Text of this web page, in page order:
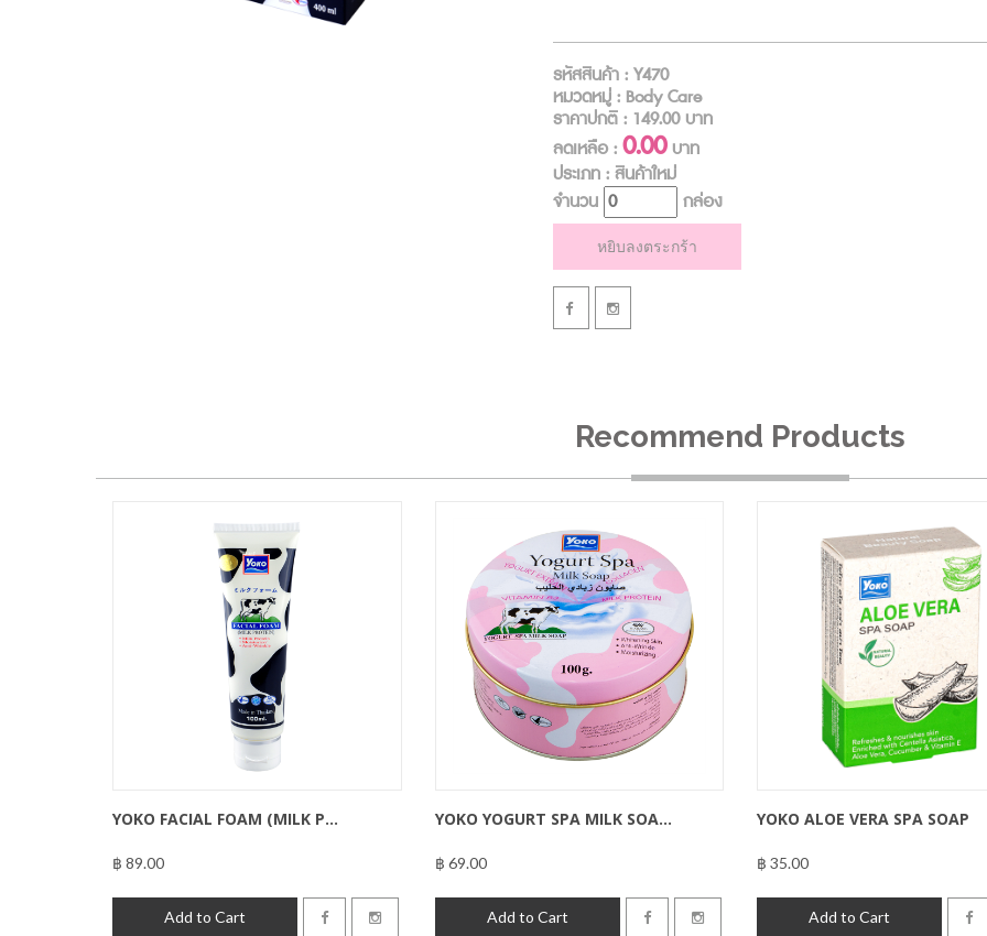
รหัสสินค้า : Y470
หมวดหมู่ : Body Care
ราคาปกติ : 149.00 บาท
ลดเหลือ : 0.00บาท
ประเภท : สินค้าใหม่
จำนวน
กล่อง
หยิบลงตระกร้า
Recommend Products
YOKO FACIAL FOAM (MILK P...
฿ 89.00
Add to Cart
YOKO YOGURT SPA MILK SOA...
฿ 69.00
Add to Cart
YOKO ALOE VERA SPA SOAP
฿ 35.00
Add to Cart